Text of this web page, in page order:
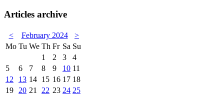
Articles archive
< February 2024
>
Mo Tu We Th Fr Sa Su
1
2 3
4
5
6 7 8 9 10 11
12
13 14 15 16 17 18
19
20 21 22 23 24 25